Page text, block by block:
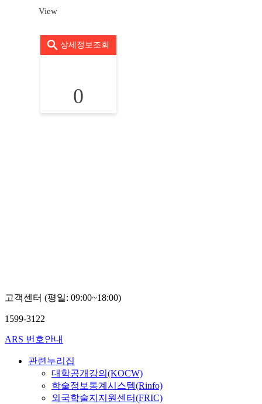
View
상세정보조회
0
고객센터 (평일: 09:00~18:00)
1599-3122
ARS 번호안내
관련누리집
대학공개강의(KOCW)
학술정보통계시스템(Rinfo)
외국학술지지원센터(FRIC)